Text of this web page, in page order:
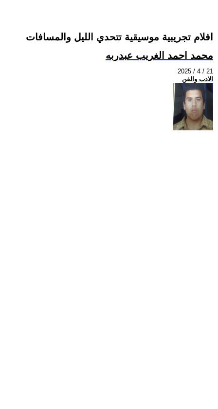
افلام تجريبية موسيقية تتحدي الليل والمسافات
محمد احمد الغريب عبدربه
2025 / 4 / 21
الادب والفن